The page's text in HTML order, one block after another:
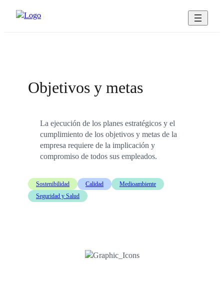
Saltar
Objetivos y metas
La ejecución de los planes estratégicos y el
cumplimiento de los objetivos y metas de la
empresa requiere de la implicación y
compromiso de todos sus empleados.
Sostenibilidad Calidad
Medioambiente
Seguridad y Salud